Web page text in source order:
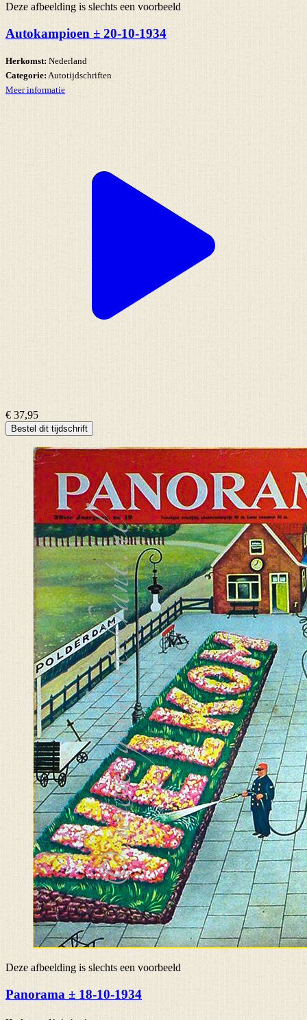
Deze afbeelding is slechts een voorbeeld
Autokampioen ± 20-10-1934
Herkomst: Nederland
Categorie: Autotijdschriften
Meer informatie
€ 37,95
Bestel dit tijdschrift
Deze afbeelding is slechts een voorbeeld
Panorama ± 18-10-1934